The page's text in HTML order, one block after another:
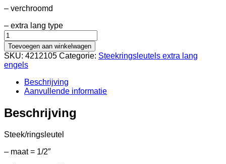
– verchroomd
– extra lang type
Steek/ringsleutel
extra
lang
1/2"
professioneel
aantal
Toevoegen aan winkelwagen
SKU: 4212105 Categorie: Steekringsleutels extra lang
engels
Beschrijving
Aanvullende informatie
Beschrijving
Steek/ringsleutel
– maat = 1/2″